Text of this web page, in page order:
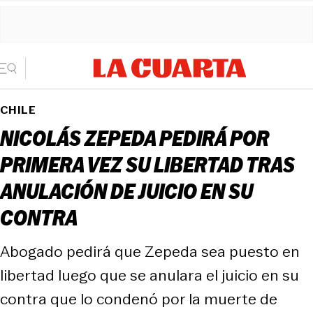
CHILE
NICOLÁS ZEPEDA PEDIRÁ POR
PRIMERA VEZ SU LIBERTAD TRAS
ANULACIÓN DE JUICIO EN SU
CONTRA
Abogado pedirá que Zepeda sea puesto en
libertad luego que se anulara el juicio en su
contra que lo condenó por la muerte de